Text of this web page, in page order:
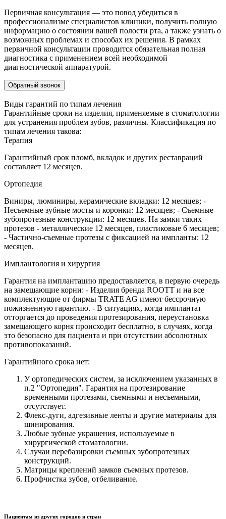
Первичная консультация — это повод убедиться в
профессионализме специалистов клиники, получить полную
информацию о состоянии вашей полости рта, а также узнать о
возможных проблемах и способах их решения. В рамках
первичной консультации проводится обязательная полная
диагностика с применением всей необходимой
диагностической аппаратурой.
Обратный звонок
Виды гарантий по типам лечения
Гарантийные сроки на изделия, применяемые в стоматологии
для устранения проблем зубов, различны. Классификация по
типам лечения такова:
Терапия
Гарантийный срок пломб, вкладок и других реставраций
составляет 12 месяцев.
Ортопедия
Виниры, люминиры, керамические вкладки: 12 месяцев; -
Несъемные зубные мосты и коронки: 12 месяцев; - Съемные
зубопротезные конструкции: 12 месяцев. На замки таких
протезов - металлические 12 месяцев, пластиковые 6 месяцев;
- Частично-съемные протезы с фиксацией на импланты: 12
месяцев.
Имплантология и хирургия
Гарантия на имплантацию предоставляется, в первую очередь
на замещающие корни: - Изделия бренда ROOTT и на все
комплектующие от фирмы TRATE AG имеют бессрочную
пожизненную гарантию. - В ситуациях, когда имплантат
отторгается до проведения протезирования, переустановка
замещающего корня происходит бесплатно, в случаях, когда
это безопасно для пациента и при отсутствии абсолютных
противопоказаний.
Гарантийного срока нет:
У ортопедических систем, за исключением указанных в
п.2 "Ортопедия". Гарантия на протезирование
временными протезами, съемными и несъемными,
отсутствует.
Флекс-дуги, адгезивные ленты и другие материалы для
шинирования.
Любые зубные украшения, используемые в
хирургической стоматологии.
Случаи перебазировки съемных зубопротезных
конструкций.
Матрицы креплений замков съемных протезов.
Профчистка зубов, отбеливание.
Пациентам из других городов и стран